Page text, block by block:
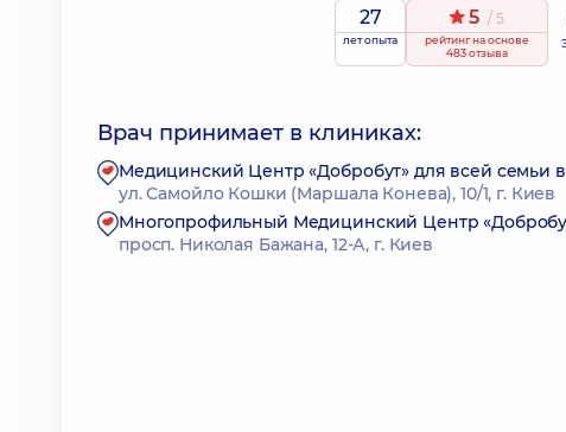
27
лет опыта
5 / 5
рейтингна основе
483 отзыва
Врач принимает в клиниках:
Медицинский Центр «Добробут» для всей семьи в
ул. Самойло Кошки (Маршала Конева), 10/1, г. Киев
Многопрофильный Медицинский Центр
просп. Николая Бажана, 12-А, г. Киев